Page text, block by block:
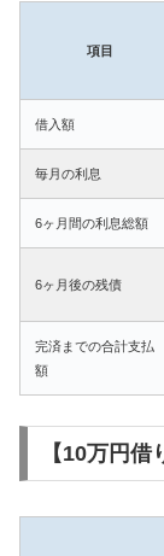
項目
借入額
毎月の利息
6ヶ月間の利息総額
6ヶ月後の残債
完済までの合計支払
額
【10万円